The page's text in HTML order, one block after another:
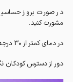
در صورت بروز
مشورت کنید.
در دمای کمتر از 30 درجه سانتی گراد نگهداری شود.
دور از دسترس کودکان